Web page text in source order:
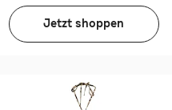
Jetzt shoppen